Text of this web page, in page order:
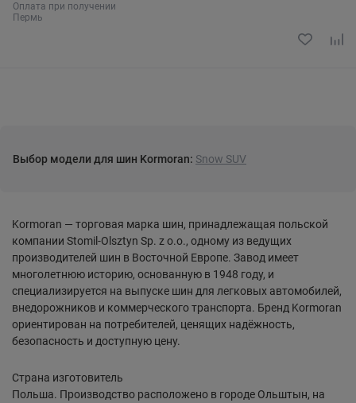
Оплата при получении
Пермь
Выбор модели для шин Kormoran: Snow SUV
Kormoran — торговая марка шин, принадлежащая польской
компании Stomil-Olsztyn Sp. z o.o., одному из ведущих
производителей шин в Восточной Европе. Завод имеет
многолетнюю историю, основанную в 1948 году, и
специализируется на выпуске шин для легковых автомобилей,
внедорожников и коммерческого транспорта. Бренд Kormoran
ориентирован на потребителей, ценящих надёжность,
безопасность и доступную цену.
Страна изготовитель
Польша. Производство расположено в городе Ольштын, на